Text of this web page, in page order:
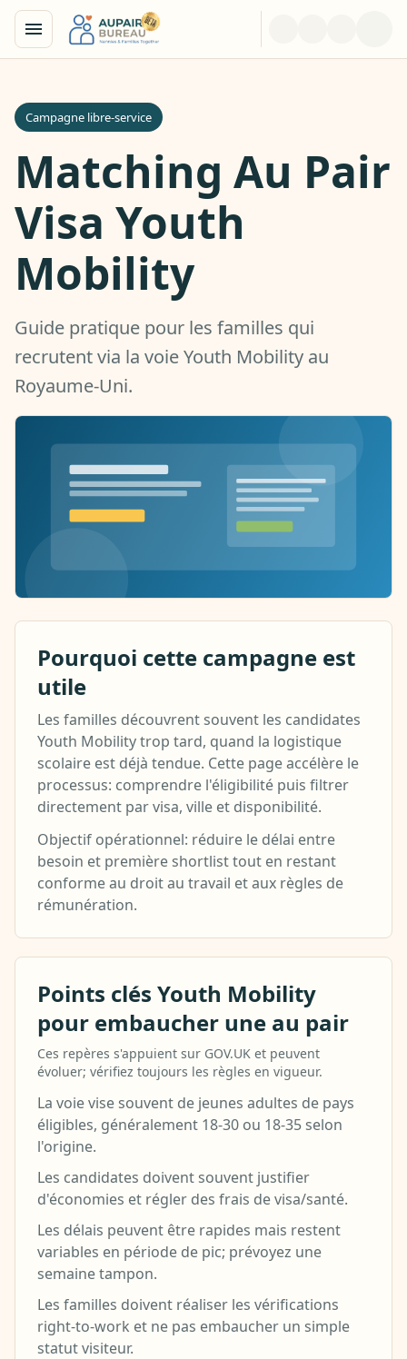
Campagne libre-service
Matching Au Pair
Visa Youth
Mobility
Guide pratique pour les familles qui
recrutent via la voie Youth Mobility au
Royaume-Uni.
Pourquoi cette campagne est
utile
Les familles découvrent souvent les candidates
Youth Mobility trop tard, quand la logistique
scolaire est déjà tendue. Cette page accélère le
processus: comprendre l'éligibilité puis filtrer
directement par visa, ville et disponibilité.
Objectif opérationnel: réduire le délai entre
besoin et première shortlist tout en restant
conforme au droit au travail et aux règles de
rémunération.
Points clés Youth Mobility
pour embaucher une au pair
Ces repères s'appuient sur GOV.UK et peuvent
évoluer; vérifiez toujours les règles en vigueur.
La voie vise souvent de jeunes adultes de pays
éligibles, généralement 18-30 ou 18-35 selon
l'origine.
Les candidates doivent souvent justifier
d'économies et régler des frais de visa/santé.
Les délais peuvent être rapides mais restent
variables en période de pic; prévoyez une
semaine tampon.
Les familles doivent réaliser les vérifications
right-to-work et ne pas embaucher un simple
statut visiteur.